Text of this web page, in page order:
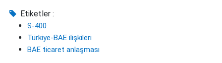
Etiketler :
S-400
Türkiye-BAE ilişkileri
BAE ticaret anlaşması